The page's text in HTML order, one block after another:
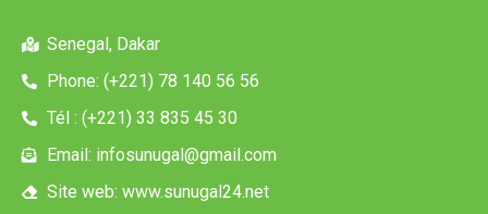
Senegal, Dakar
Phone: (+221) 78 140 56 56
Tél : (+221) 33 835 45 30
Email: infosunugal@gmail.com
Site web: www.sunugal24.net